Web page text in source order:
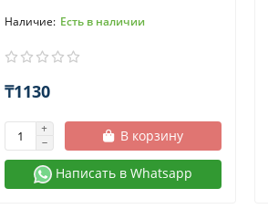
Есть в наличии
₸1130
В корзину
Написать в Whatsapp